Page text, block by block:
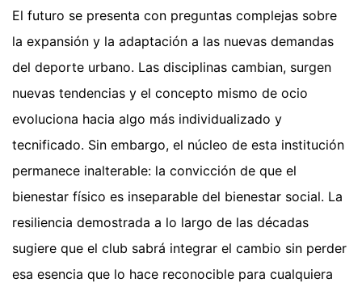
El futuro se presenta con preguntas complejas sobre
la expansión y la adaptación a las nuevas demandas
del deporte urbano. Las disciplinas cambian, surgen
nuevas tendencias y el concepto mismo de ocio
evoluciona hacia algo más individualizado y
tecnificado. Sin embargo, el núcleo de esta institución
permanece inalterable: la convicción de que el
bienestar físico es inseparable del bienestar social. La
resiliencia demostrada a lo largo de las décadas
sugiere que el club sabrá integrar el cambio sin perder
esa esencia que lo hace reconocible para cualquiera